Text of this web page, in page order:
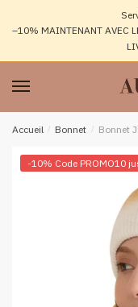
navigation
–10% MAINTENANT AVEC
Accueil / Bonnet / Bonnet
-10% Code PROMO10